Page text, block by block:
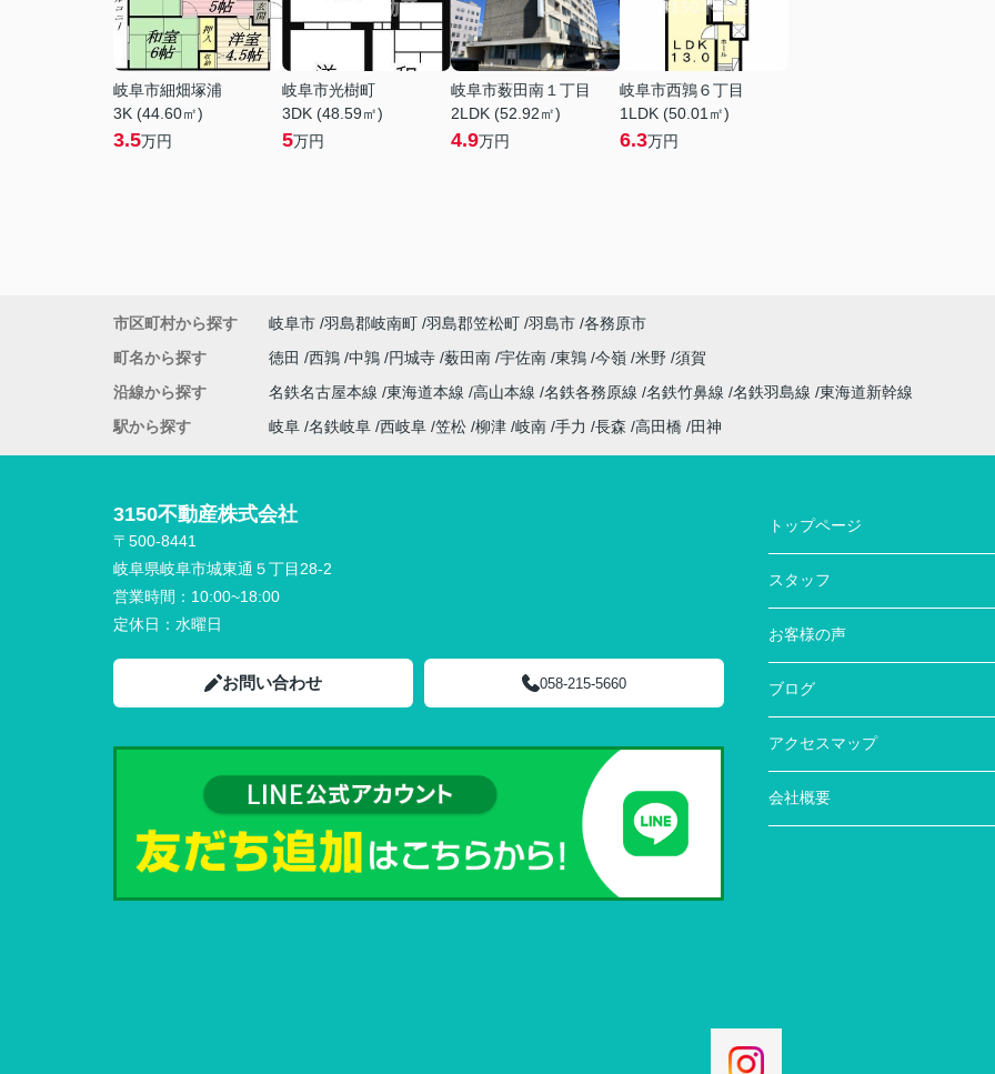
岐阜市細畑塚浦
3K (44.60㎡)
3.5万円
岐阜市光樹町
3DK (48.59㎡)
5万円
岐阜市薮田南１丁目
2LDK (52.92㎡)
4.9万円
岐阜市西鶉６丁目
1LDK (50.01㎡)
6.3万円
市区町村から探す 岐阜市 羽島郡岐南町 羽島郡笠松町 羽島市 各務原市
町名から探す
徳田 西鶉 中鶉 円城寺 薮田南 宇佐南 東鶉 今嶺 米野 須賀
沿線から探す
名鉄名古屋本線 東海道本線 高山本線 名鉄各務原線 名鉄竹鼻線 名鉄羽島線 東海道新幹線
駅から探す
岐阜 名鉄岐阜 西岐阜 笠松 柳津 岐南 手力 長森 高田橋 田神
3150不動産株式会社
〒500-8441
岐阜県岐阜市城東通５丁目28-2
営業時間： 10:00~18:00
定休日： 水曜日
お問い合わせ 058-215-5660
トップページ
スタッフ
お客様の声
ブログ
アクセスマップ
会社概要